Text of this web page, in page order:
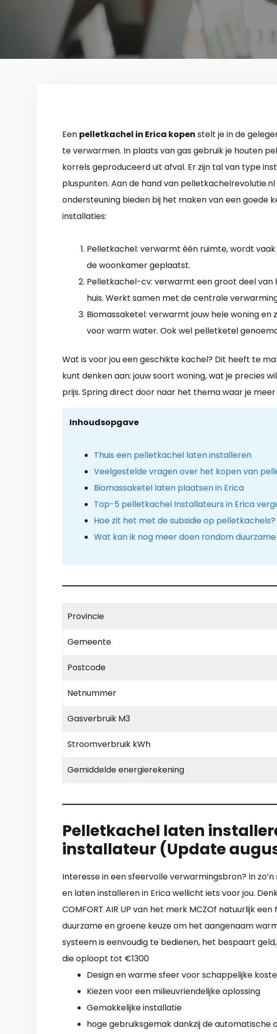
Een pelletkachel in Erica kopen stelt je in de
te verwarmen. In plaats van gas gebruik je houten
korrels geproduceerd uit afval. Er zijn tal van type
pluspunten. Aan de hand van
ondersteuning bieden bij het maken van een goede
installaties:
Pelletkachel: verwarmt één ruimte, wordt vaak
de woonkamer geplaatst.
Pelletkachel-cv: verwarmt een groot deel van
huis. Werkt samen met de centrale
Biomassaketel: verwarmt jouw hele woning en
voor warm water. Ook wel pelletketel
Wat is voor jou een geschikte kachel? Dit heeft te
kunt denken aan: jouw soort woning, wat je precies
prijs. Spring direct door naar het thema waar je
Inhoudsopgave
Thuis een pelletkachel laten installeren
Veelgestelde vragen over het kopen van
Biomassaketel laten plaatsen in Erica
Top-5 pelletkachel Installateurs in Erica
Hoe zit het met de subsidie op pelletkachels?
Wat kan ik nog meer doen rondom
Provincie
Gemeente
Postcode
Netnummer
Gasverbruik M3
Stroomverbruik kWh
Gemiddelde energierekening
Pelletkachel laten
installateur (Update
Interesse in een sfeervolle verwarmingsbron? In
en laten installeren in Erica wellicht iets voor jou.
COMFORT AIR UP van het merk MCZOf natuurlijk
duurzame en groene keuze om het aangenaam
systeem is eenvoudig te bedienen, het bespaart
die oploopt tot €1300
Design en warme sfeer voor schappelijke
Kiezen voor een milieuvriendelijke oplossing
Gemakkelijke installatie
hoge gebruiksgemak dankzij de automatische